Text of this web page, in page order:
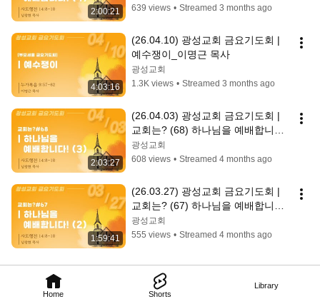
Home Shorts
Library
2:00:21
639 views • Streamed 3 months ago
4:03:16
(26.04.10) 광성교회 금요기도회 |
예수쟁이_이명근 목사
광성교회
1.3K views • Streamed 3 months ago
2:03:27
(26.04.03) 광성교회 금요기도회 |
교회는? (68) 하나님을 예배합니다!
(3) _남광현 목사
광성교회
608 views • Streamed 4 months ago
1:59:41
(26.03.27) 광성교회 금요기도회 |
교회는? (67) 하나님을 예배합니다!
(2)_남광현 목사
광성교회
555 views • Streamed 4 months ago